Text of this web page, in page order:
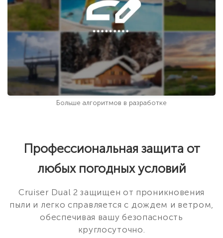
Больше алгоритмов в разработке
Профессиональная защита от
любых погодных условий
Cruiser Dual 2 защищен от проникновения
пыли и легко справляется с дождем и ветром,
обеспечивая вашу безопасность
круглосуточно.